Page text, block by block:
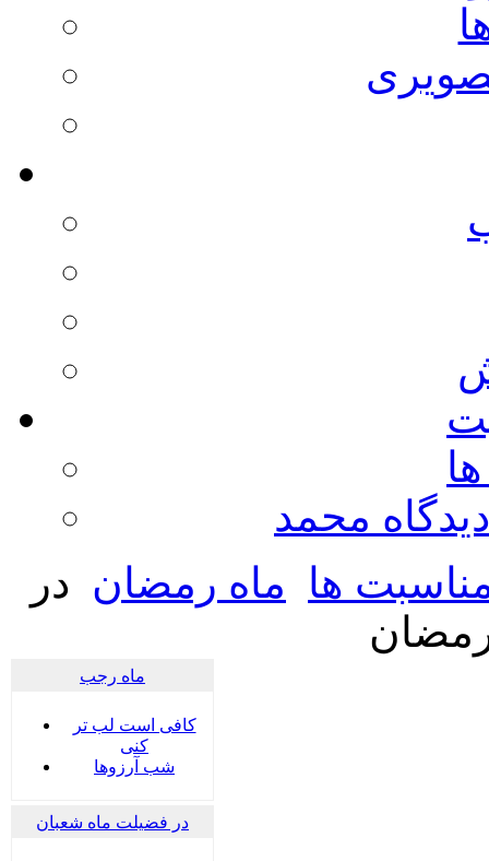
محمد
ها
ماه رمضان در
ماه رجب
کافی است لب تر
کنی
شب آرزوها
در فضیلت ماه شعبان